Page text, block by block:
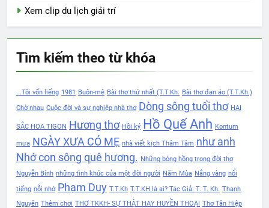
Xem clip du lịch giải trí
Tìm kiếm theo từ khóa
...Tôi vốn liếng 1981 Buôn-mê Bài thơ thứ nhất (T.T.Kh. Bài thơ đan áo (T.T.Kh.)
Chờ nhau Cuộc đời và sự nghiệp nhà thơ Dòng sông tuổi thơ HAI
SẮC HOA TIGON Hương thơ Hồi ký Hồ Quế Anh Kontum
mưa NGÀY XƯA CÓ MẸ nhà viết kịch Thâm Tâm như anh
Nhớ con sông quê hương. Những bóng hồng trong đời thơ
Nguyễn Bính những tình khúc của một đời người Năm Mùa Nắng vàng nổi
tiếng nỗi nhớ Phạm Duy T.T.Kh T.T.KH là ai? Tác Giả: T. T. Kh. Thanh
Nguyên Thêm chơi THƠ TKKH- SỰ THẬT HAY HUYỀN THOẠI Thơ Tân Hiệp